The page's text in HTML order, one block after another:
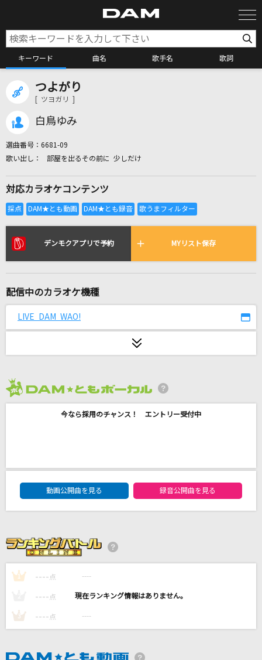
キーワード 曲名 歌手名 歌詞
全国りれき
リアルタイムで歌われている曲の一覧
[生音]366日
未来の破片
赤い衝撃
Mrs. GREEN APPLE
朝焼けのスターマイン
ブリキノダンス
つよがり
[ ツヨガリ ]
白鳥ゆみ
選曲番号： 6681-09
部屋を出るその前に 少しだけ
対応カラオケコンテンツ
デンモクアプリで予約 MYリスト保存
配信中のカラオケ機種
LIVE DAM WAO!
今なら採用のチャンス！ エントリー受付中
DAM★ともボーカルエントリーランキング
動画公開曲を見る
録音公開曲を見る
1 ---- 点 ----
---- 点 ----
3 ---- 点 ----